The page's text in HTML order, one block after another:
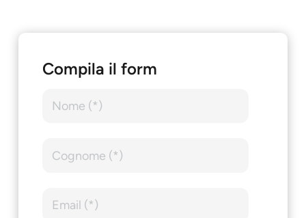
Compila il form